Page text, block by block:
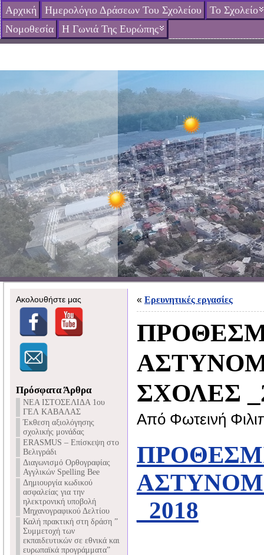
Αρχική Ημερολόγιο Δράσεων Του Σχολείου
Το Σχολείο
Νομοθεσία
Η Γωνιά Της Ευρώπης
Ακολουθήστε μας
Πρόσφατα Άρθρα
NEA ΙΣΤΟΣΕΛΙΔΑ 1ου
ΓΕΛ ΚΑΒΑΛΑΣ
Έκθεση αξιολόγησης
σχολικής μονάδας
ERASMUS – Επίσκεψη στο
Βελιγράδι
Διαγωνισμό Ορθογραφίας
Αγγλικών Spelling Bee
Δημιουργία κωδικού
ασφαλείας για την
ηλεκτρονική υποβολή
Μηχανογραφικού Δελτίου
Καλή πρακτική στη δράση ”
Συμμετοχή των
εκπαιδευτικών σε εθνικά και
ευρωπαϊκά προγράμματα”
« Ερευνητικές εργασίες
ΣΧΟΛΕΣ
Από Φωτεινή
_2018